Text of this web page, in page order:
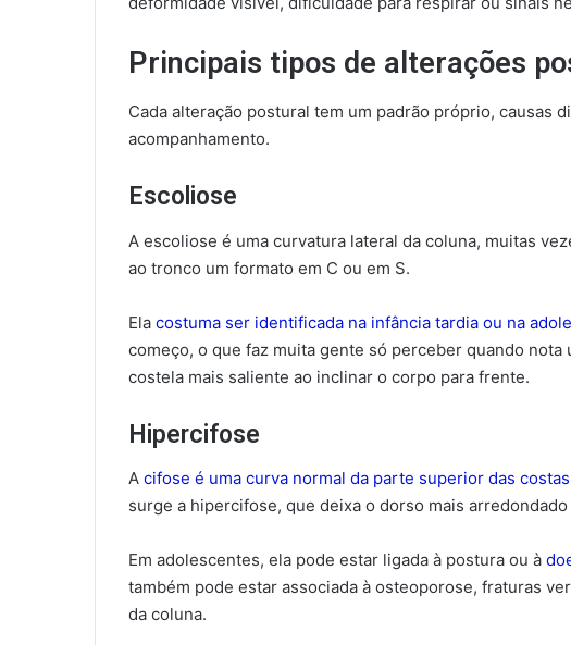
Principais tipos de alterações
Cada alteração postural tem um padrão próprio, causas
acompanhamento.
Escoliose
A escoliose é uma curvatura lateral da coluna, muitas
ao tronco um formato em C ou em S.
Ela costuma ser identificada na infância tardia ou na
começo, o que faz muita gente só perceber quando
costela mais saliente ao inclinar o corpo para frente.
Hipercifose
A cifose é uma curva normal da parte superior das costas
surge a hipercifose, que deixa o dorso mais
Em adolescentes, ela pode estar ligada à postura ou à
também pode estar associada à osteoporose, fraturas
da coluna.